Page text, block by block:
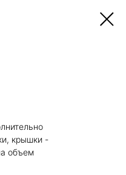
крышки -
объем